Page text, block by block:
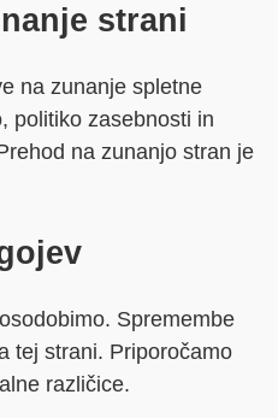
strani
na zunanje spletne
politiko zasebnosti in
na zunanjo stran je
Spremembe
tej strani. Priporočamo
različice.